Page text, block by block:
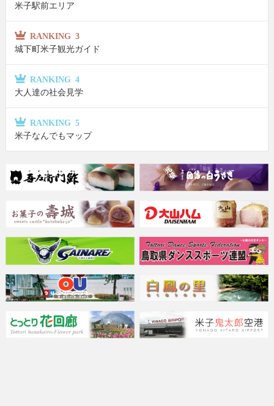
米子駅前エリア
RANKING 3
城下町米子観光ガイド
RANKING 4
大人達の社会見学
RANKING 5
米子なんでもマップ